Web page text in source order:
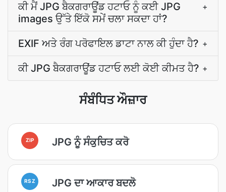
ਕੀ ਮੈਂ JPG ਬੈਕਗਰਾਊਂਡ ਹਟਾਓ ਨੂੰ ਕਈ JPG
images ਉੱਤੇ ਇੱਕੋ ਸਮੇਂ ਚਲਾ ਸਕਦਾ ਹਾਂ?
+
EXIF ਅਤੇ ਰੰਗ ਪਰੋਫਾਇਲ ਡਾਟਾ ਨਾਲ ਕੀ ਹੁੰਦਾ ਹੈ? +
ਕੀ JPG ਬੈਕਗਰਾਊਂਡ ਹਟਾਓ ਲਈ ਕੋਈ ਕੀਮਤ ਹੈ? +
ਸੰਬੰਧਿਤ ਔਜ਼ਾਰ
ZIP JPG ਨੂੰ ਸੰਕੁਚਿਤ ਕਰੋ
RSZ JPG ਦਾ ਆਕਾਰ ਬਦਲੋ